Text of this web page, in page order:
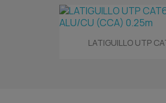
LATIGUILLO UTP